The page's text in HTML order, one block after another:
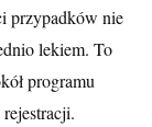
przypadków nie
lekiem. To
programu